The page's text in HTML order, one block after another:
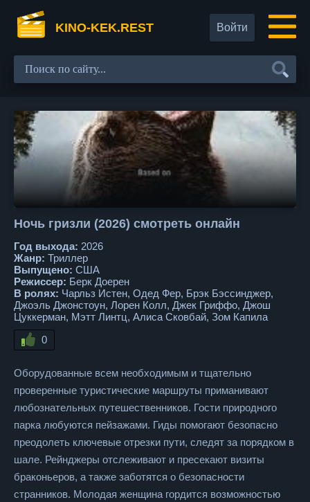
KINO-KEK.REST Войти
Ночь гризли (2026) смотреть онлайн
Год выхода: 2026
Жанр: Триллер
Выпущено: США
Режиссер: Берк Доерен
В ролях: Чарльз Истен, Одед Фер, Брэк Бэссинджер,
Джоэль Джонстоун, Лорен Колл, Джек Гриффо, Джош
Цуккерман, Мэтт Линтц, Алиса Сковбай, Зом Капила
0
Оборудованные всем необходимым и тщательно
проверенные туристические маршруты приманивают
любознательных путешественников. Гости природного
парка любуются пейзажами. Гиды помогают безопасно
преодолеть ключевые отрезки пути, следят за порядком в
шале. Рейнджеры отслеживают и пресекают визиты
браконьеров, а также заботятся о безопасности
странников. Молодая женщина гордится возможностью